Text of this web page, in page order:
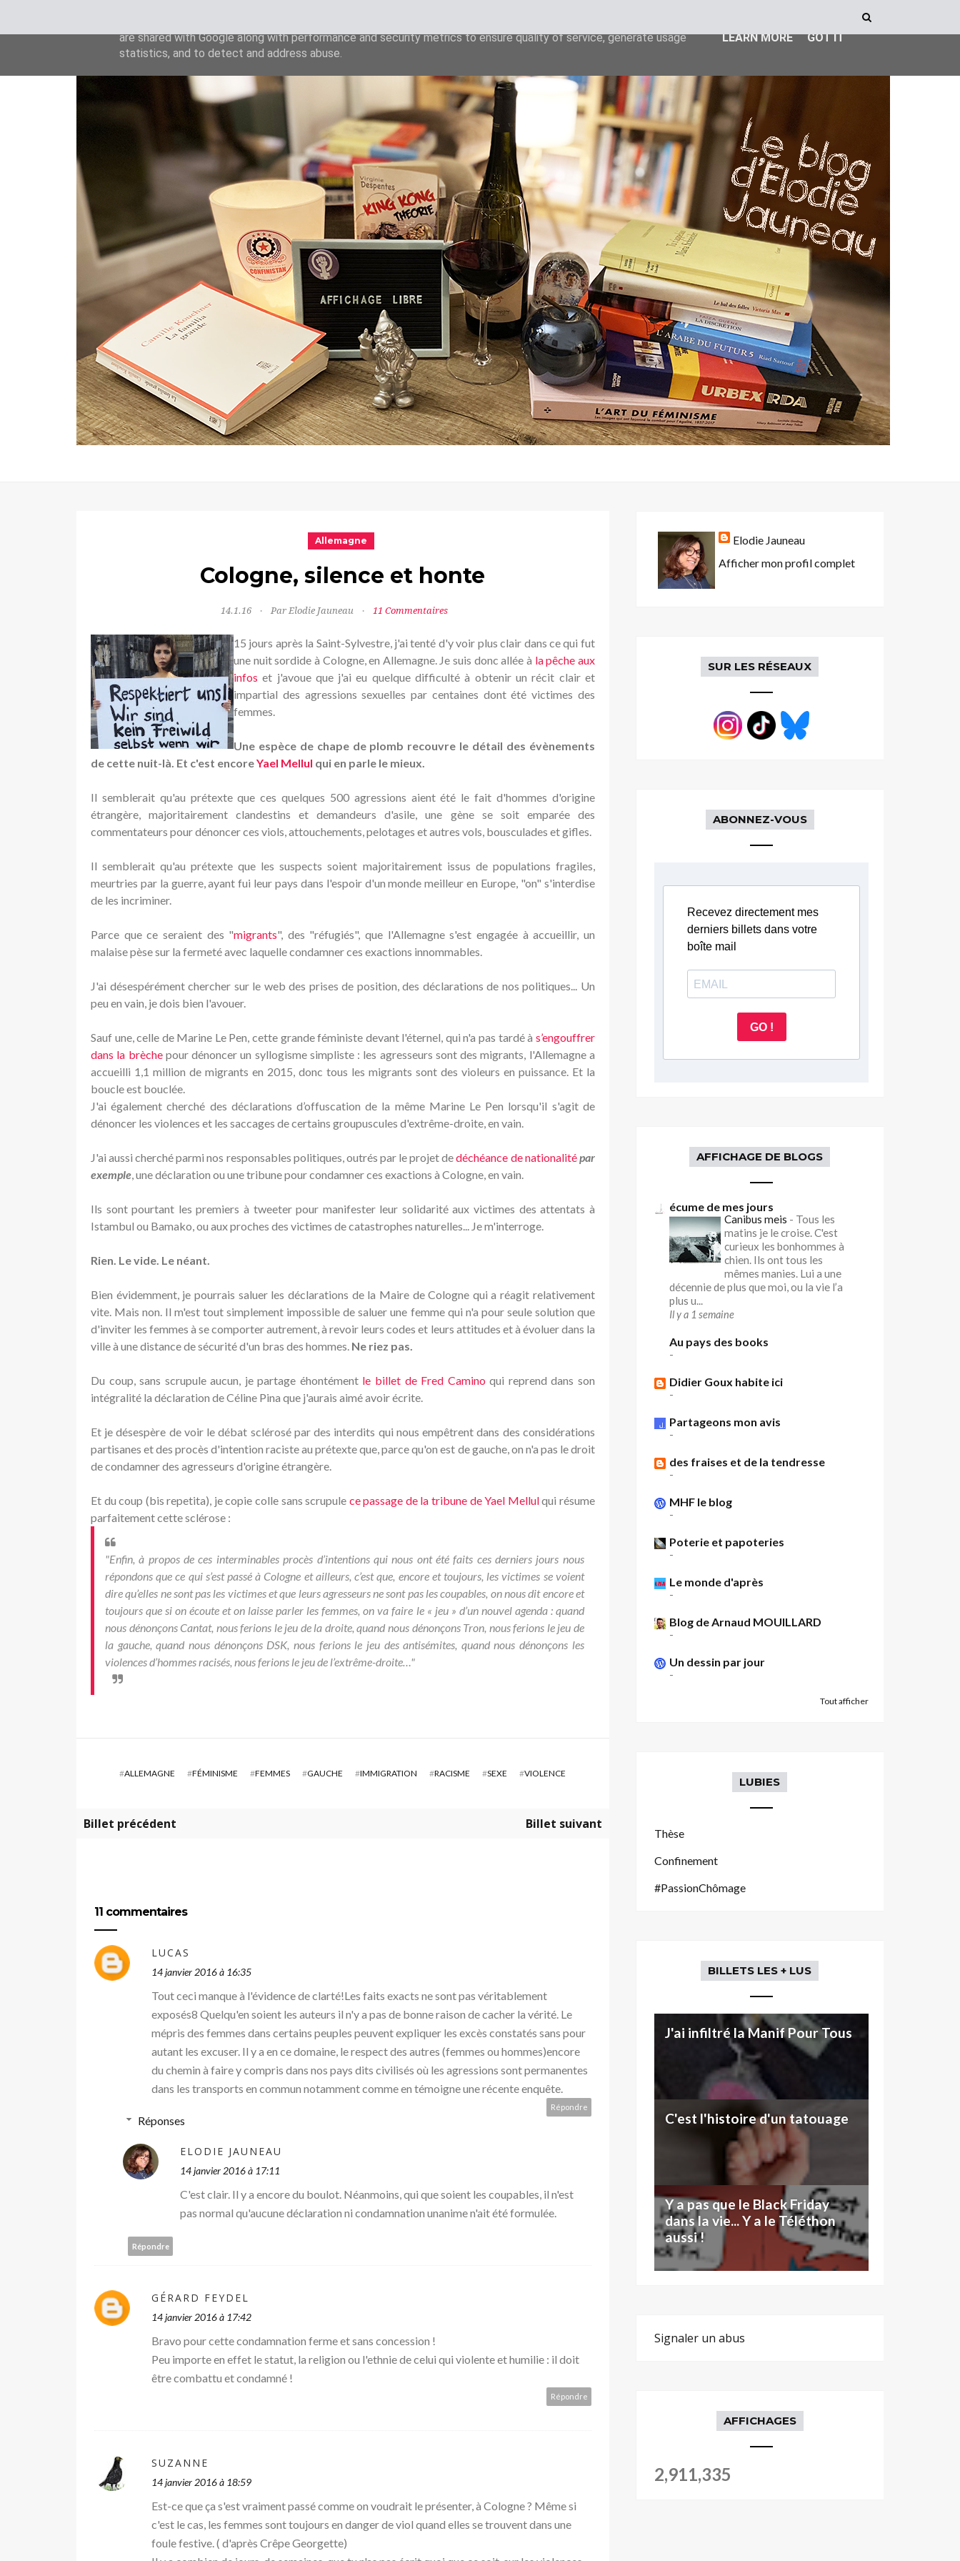
Allemagne
Cologne, silence et honte
14.1.16 Par Elodie Jauneau 11 Commentaires
15 jours après la Saint-Sylvestre, j'ai tenté d'y voir plus clair dans ce qui fut
une nuit sordide à Cologne, en Allemagne. Je suis donc allée à la pêche aux
infos et j'avoue que j'ai eu quelque difficulté à obtenir un récit clair et
impartial des agressions sexuelles par centaines dont été victimes des
femmes.
Une espèce de chape de plomb recouvre le détail des évènements
de cette nuit-là. Et c'est encoreYael Mellul qui en parle le mieux.
Il semblerait qu'au prétexte que ces quelques 500 agressions aient été le fait d'hommes d'origine
étrangère, majoritairement clandestins et demandeurs d'asile, une gène se soit emparée des
commentateurs pour dénoncer ces viols, attouchements, pelotages et autres vols, bousculades et gifles.
Il semblerait qu'au prétexte que les suspects soient majoritairement issus de populations fragiles,
meurtries par la guerre, ayant fui leur pays dans l'espoir d'un monde meilleur en Europe, "on" s'interdise
de les incriminer.
Parce que ce seraient des "migrants", des "réfugiés", que l'Allemagne s'est engagée à accueillir, un
malaise pèse sur la fermeté avec laquelle condamner ces exactions innommables.
J'ai désespérément chercher sur le web des prises de position, des déclarations de nos politiques... Un
peu en vain, je dois bien l'avouer.
Sauf une, celle de Marine Le Pen, cette grande féministe devant l'éternel, qui n'a pas tardé à s’engouffrer
dans la brèchepour dénoncer un syllogisme simpliste : les agresseurs sont des migrants, l'Allemagne a
accueilli 1,1 million de migrants en 2015, donc tous les migrants sont des violeurs en puissance. Et la
boucle est bouclée.
J'ai également cherché des déclarations d’offuscation de la même Marine Le Pen lorsqu'il s'agit de
dénoncer les violences et les saccages de certains groupuscules d'extrême-droite, en vain.
J'ai aussi cherché parmi nos responsables politiques, outrés par le projet dedéchéance de nationalitépar
exemple, une déclaration ou une tribune pour condamner ces exactions à Cologne, en vain.
Ils sont pourtant les premiers à tweeter pour manifester leur solidarité aux victimes des attentats à
Istambul ou Bamako, ou aux proches des victimes de catastrophes naturelles... Je m'interroge.
Rien. Le vide. Le néant.
Bien évidemment, je pourrais saluer les déclarations de la Maire de Cologne qui a réagit relativement
vite. Mais non. Il m'est tout simplement impossible de saluer une femme qui n'a pour seule solution que
d'inviter les femmes à se comporter autrement, à revoir leurs codes et leurs attitudes et à évoluer dans la
ville à une distance de sécurité d'un bras des hommes. Ne riez pas.
Du coup, sans scrupule aucun, je partage éhontément le billet de Fred Camino qui reprend dans son
intégralité la déclaration de Céline Pina que j'aurais aimé avoir écrite.
Et je désespère de voir le débat sclérosé par des interdits qui nous empêtrent dans des considérations
partisanes et des procès d'intention raciste au prétexte que, parce qu'on est de gauche, on n'a pas le droit
de condamner des agresseurs d'origine étrangère.
Et du coup (bis repetita), je copie colle sans scrupule ce passage de la tribune de Yael Mellulqui résume
parfaitement cette sclérose :
"Enfin, à propos de ces interminables procès d’intentions qui nous ont été faits ces derniers jours nous
répondons que ce qui s’est passé à Cologne et ailleurs, c’est que, encore et toujours, les victimes se voient
dire qu’elles ne sont pas les victimes et que leurs agresseurs ne sont pas les coupables, on nous dit encore et
toujours que si on écoute et on laisse parler les femmes, on va faire le « jeu » d’un nouvel agenda : quand
nous dénonçons Cantat, nous ferions le jeu de la droite, quand nous dénonçons Tron, nous ferions le jeu de
la gauche, quand nous dénonçons DSK, nous ferions le jeu des antisémites, quand nous dénonçons les
violences d’hommes racisés, nous ferions le jeu de l’extrême-droite…"
#ALLEMAGNE #FÉMINISME #FEMMES #GAUCHE #IMMIGRATION #RACISME #SEXE #VIOLENCE
Billet précédent Billet suivant
11 commentaires
LUCAS
14 janvier 2016 à 16:35
Tout ceci manque à l'évidence de clarté!Les faits exacts ne sont pas véritablement
exposés8 Quelqu'en soient les auteurs il n'y a pas de bonne raison de cacher la vérité. Le
mépris des femmes dans certains peuples peuvent expliquer les excès constatés sans pour
autant les excuser. Il y a en ce domaine, le respect des autres (femmes ou hommes)encore
du chemin à faire y compris dans nos pays dits civilisés où les agressions sont permanentes
dans les transports en commun notamment comme en témoigne une récente enquête.
Répondre
Réponses
ELODIE JAUNEAU
14 janvier 2016 à 17:11
C'est clair. Il y a encore du boulot. Néanmoins, qui que soient les coupables, il n'est
pas normal qu'aucune déclaration ni condamnation unanime n'ait été formulée.
Répondre
GÉRARD FEYDEL
14 janvier 2016 à 17:42
Bravo pour cette condamnation ferme et sans concession !
Peu importe en effet le statut, la religion ou l'ethnie de celui qui violente et humilie : il doit
être combattu et condamné !
Répondre
SUZANNE
14 janvier 2016 à 18:59
Est-ce que ça s'est vraiment passé comme on voudrait le présenter, à Cologne ? Même si
c'est le cas, les femmes sont toujours en danger de viol quand elles se trouvent dans une
foule festive. ( d'après Crêpe Georgette)
Elodie Jauneau
Afficher mon profil complet
SUR LES RÉSEAUX
ABONNEZ-VOUS
Recevez directement mes
derniers billets dans votre
boîte mail
GO !
AFFICHAGE DE BLOGS
écume de mes jours
Canibus meis - Tous les
matins je le croise. C'est
curieux les bonhommes à
chien. Ils ont tous les
mêmes manies. Lui a une
décennie de plus que moi, ou la vie l’a
plus u...
Il y a 1 semaine
Au pays des books
-
Didier Goux habite ici
-
Partageons mon avis
-
des fraises et de la tendresse
-
MHF le blog
-
Poterie et papoteries
-
Le monde d'après
-
Blog de Arnaud MOUILLARD
-
Un dessin par jour
-
Tout afficher
LUBIES
Thèse
Confinement
#PassionChômage
BILLETS LES + LUS
J'ai infiltré la Manif Pour Tous
C'est l'histoire d'un tatouage
Y a pas que le Black Friday
dans la vie... Y a le Téléthon
aussi !
Signaler un abus
AFFICHAGES
2,911,335
are shared with Google along with performance and security metrics to ensure quality of service, generate usage
statistics, and to detect and address abuse.
LEARN MORE GOT IT